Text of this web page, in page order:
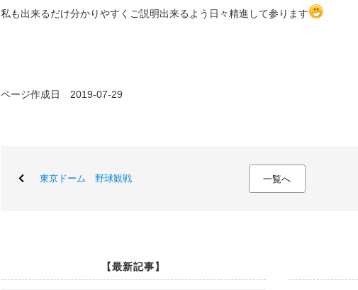
私も出来るだけ分かりやすくご説明出来るよう日々精進して参ります
ページ作成日 2019-07-29
東京ドーム 野球観戦 一覧へ
【最新記事】